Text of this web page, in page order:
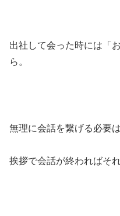
出社して会った時には「
ら。
無理に会話を繋げる必要
挨拶で会話が終わればそ